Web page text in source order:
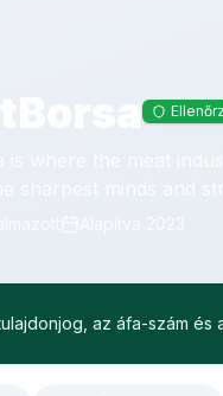
is where the meat
sharpest minds and
az áfa-szám